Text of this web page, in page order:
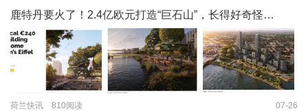
鹿特丹要火了！2.4亿欧元打造“巨石山”，长得好奇怪…
荷兰快讯 810阅读 07-26